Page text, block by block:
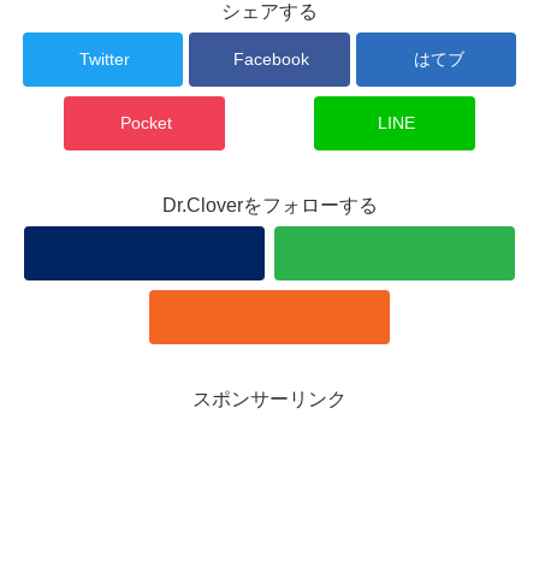
シェアする
Twitter Facebook はてブ
Pocket LINE
Dr.Cloverをフォローする
スポンサーリンク